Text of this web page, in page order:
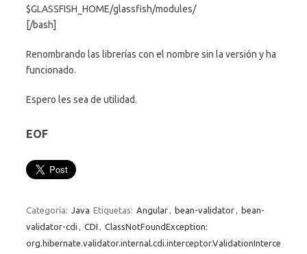
$GLASSFISH_HOME/glassfish/modules/
[/bash]
Renombrando las librerías con el nombre sin la versión y ha
funcionado.
Espero les sea de utilidad.
EOF
Categoría: Java Etiquetas: Angular, bean-validator, bean-
validator-cdi , CDI , ClassNotFoundException:
org.hibernate.validator.internal.cdi.interceptor.ValidationInterce